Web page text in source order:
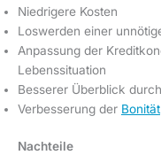
Niedrigere Kosten
Loswerden einer
Anpassung der
Lebenssituation
Besserer Überblick
Verbesserung der Bonität
Nachteile